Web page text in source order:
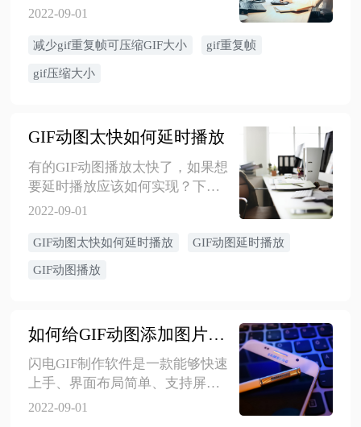
常生活中想知道减少gif重复帧可
编就为您演示减少gif重复帧可压
缩GIF大小的操作步骤。
2022-09-01
减少gif重复帧可压缩GIF大小 gif重复帧
gif压缩大小
GIF动图太快如何延时播放
有的GIF动图播放太快了，如果想
要延时播放应该如何实现？下面
是关于延时播放GIF动态图的操作
赶紧来看看吧！
2022-09-01
GIF动图太快如何延时播放 GIF动图延时播放
GIF动图播放
如何给GIF动图添加图片水印
闪电GIF制作软件是一款能够快速
上手、界面布局简单、支持屏幕
录制的GIF制作软件。下面就给大
2022-09-01